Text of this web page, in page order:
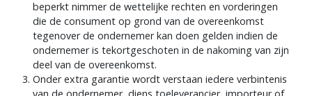
beperkt nimmer de wettelijke rechten en vorderingen
die de consument op grond van de overeenkomst
tegenover de ondernemer kan doen gelden indien de
ondernemer is tekortgeschoten in de nakoming van zijn
deel van de overeenkomst.
Onder extra garantie wordt verstaan iedere verbintenis